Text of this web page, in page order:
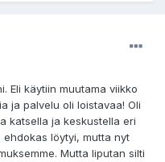
Eli käytiin muutama viikko
ja palvelu oli loistavaa! Oli
katsella ja keskustella eri
löytyi, mutta nyt
Mutta liputan silti